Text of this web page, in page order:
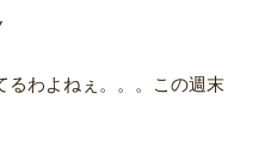
るわよねぇ。。。この週末